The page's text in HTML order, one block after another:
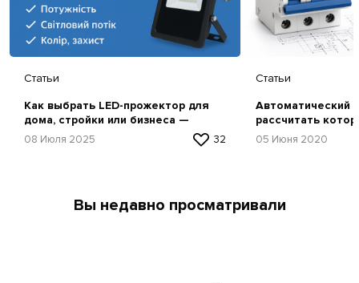
Статьи
Как выбрать LED-прожектор для
дома, стройки или бизнеса —
простая инструкция
08 Июля 2025 32
Статьи
Автоматический
рассчитать
05 Июня 2020
Вы недавно просматривали